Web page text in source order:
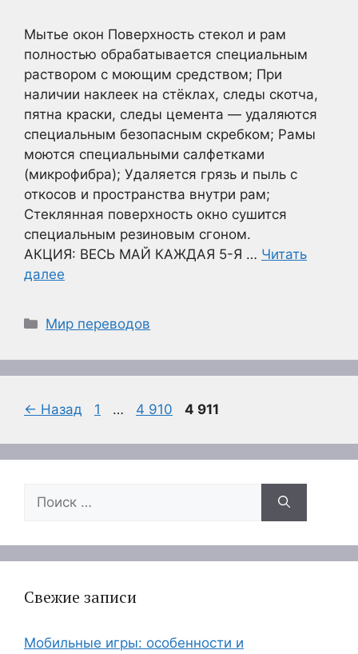
Мытье окон Поверхность стекол и рам
полностью обрабатывается специальным
раствором с моющим средством; При
наличии наклеек на стёклах, следы скотча,
пятна краски, следы цемента — удаляются
специальным безопасным скребком; Рамы
моются специальными салфетками
(микрофибра); Удаляется грязь и пыль с
откосов и пространства внутри рам;
Стеклянная поверхность окно сушится
специальным резиновым сгоном.
АКЦИЯ: ВЕСЬ МАЙ КАЖДАЯ 5-Я … Читать
далее
Рубрики
Мир переводов
← Назад Страница
1 … Страница
4 910 Страница
4 911
Поиск:
Свежие записи
Мобильные игры: особенности и